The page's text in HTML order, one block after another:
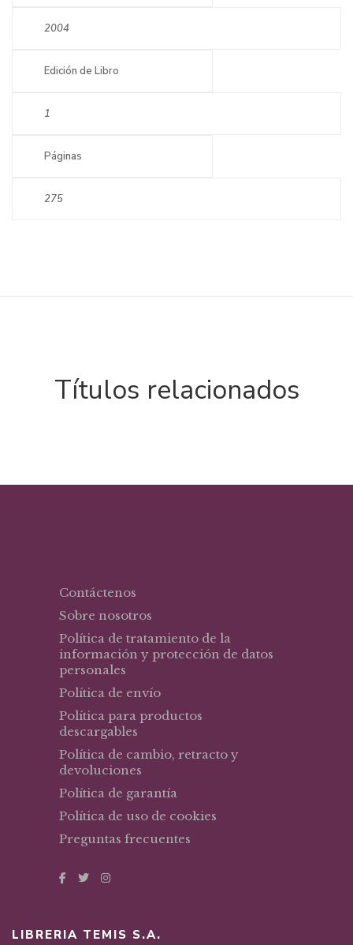
2004
Edición de Libro
1
Páginas
275
Títulos relacionados
Contáctenos
Sobre nosotros
Política de tratamiento de la
información y protección de datos
personales
Política de envío
Política para productos
descargables
Política de cambio, retracto y
devoluciones
Política de garantía
Política de uso de cookies
Preguntas frecuentes
LIBRERIA TEMIS S.A.